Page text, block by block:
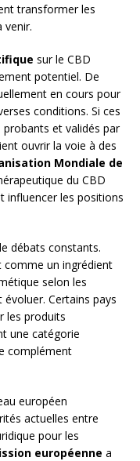
transformer les
venir.
sur le CBD
potentiel. De
en cours pour
conditions. Si ces
et validés par
ouvrir la voie à des
Mondiale de
du CBD
influencer les positions
débats constants.
comme un ingrédient
selon les
Certains pays
les produits
une catégorie
complément
européen
actuelles entre
pour les
européenne a